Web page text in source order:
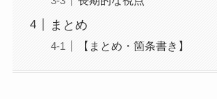
まとめ
【まとめ・箇条書き】